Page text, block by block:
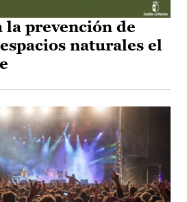
la prevención de
naturales el